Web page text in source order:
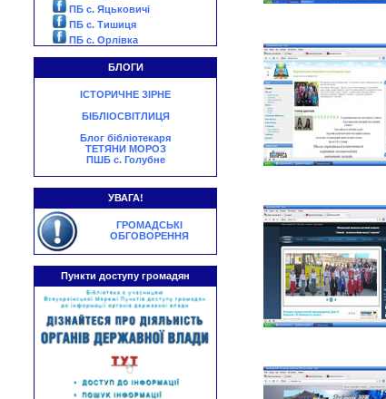
ПБ с. Яцьковичі
ПБ с. Тишиця
ПБ с. Орлівка
БЛОГИ
ІСТОРИЧНЕ ЗІРНЕ
БІБЛІОСВІТЛИЦЯ
Блог бібліотекаря
ТЕТЯНИ МОРОЗ
ПШБ с. Голубне
УВАГА!
ГРОМАДСЬКІ
ОБГОВОРЕННЯ
Пункти доступу громадян